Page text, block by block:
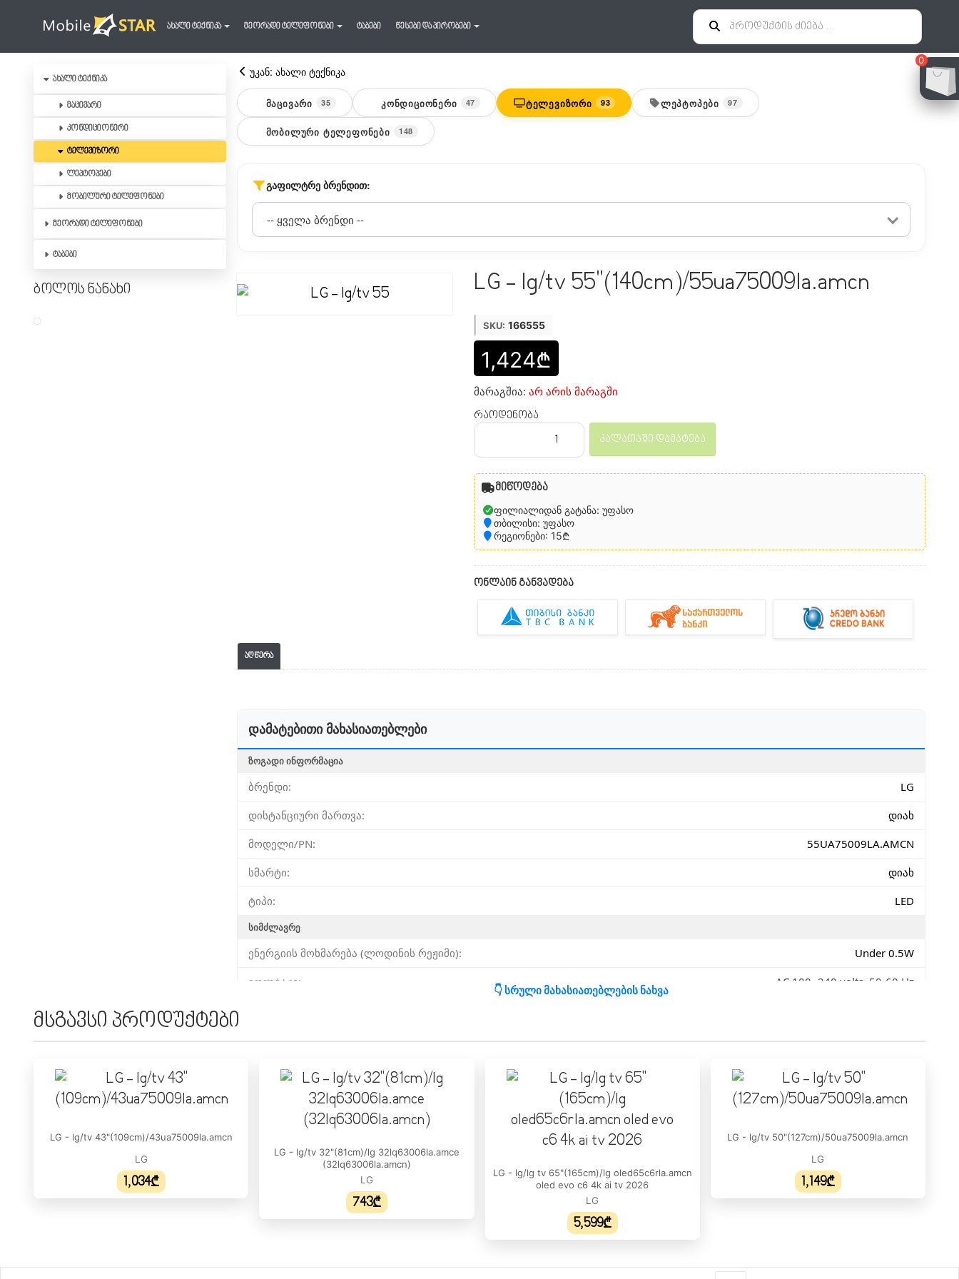
0
ახალი ტექნიკა მეორადი ტელეფონები ტაბები წესები და პირობები
ახალი ტექნიკა
მაცივარი
კონდიციონერი
ტელევიზორი
ლეპტოპები
მობილური ტელეფონები
მეორადი ტელეფონები
ტაბები
ბოლოს ნანახი
უკან: ახალი ტექნიკა
ᲛᲐᲪᲘᲕᲐᲠᲘ 35 ᲙᲝᲜᲓᲘᲪᲘᲝᲜᲔᲠᲘ 47 ᲢᲔᲚᲔᲕᲘᲖᲝᲠᲘ 93 ᲚᲔᲞᲢᲝᲞᲔᲑᲘ 97
ᲛᲝᲑᲘᲚᲣᲠᲘ ᲢᲔᲚᲔᲤᲝᲜᲔᲑᲘ 148
ᲒᲐᲤᲘᲚᲢᲠᲔ ᲑᲠᲔᲜᲓᲘᲗ:
LG - lg/tv 55"(140cm)/55ua75009la.amcn
SKU: 166555
1,424₾
მარაგშია: არ არის მარაგში
რაოდენობა
კალათაში დამატება
მიწოდება
ფილიალიდან გატანა: უფასო
თბილისი: უფასო
რეგიონები: 15₾
ონლაინ განვადება
აღწერა
დამატებითი მახასიათებლები
ᲖᲝᲒᲐᲓᲘ ᲘᲜᲤᲝᲠᲛᲐᲪᲘᲐ
ბრენდი:
LG
დისტანციური მართვა:
დიახ
მოდელი/PN:
55UA75009LA.AMCN
სმარტი:
დიახ
ტიპი:
LED
ᲡᲘᲛᲫᲚᲐᲕᲠᲔ
ენერგიის მოხმარება (ლოდინის რეჟიმი):
Under 0.5W
ვოლტაჟი:
AC 100~240 volts, 50-60 Hz
Direct LED
განახლების სიხშირე:
გარჩევადობა:
👇 სრული მახასიათებლების ნახვა
მსგავსი პროდუქტები
LG - lg/tv 43"(109cm)/43ua75009la.amcn
LG
1,034₾
LG - lg/tv 32"(81cm)/lg 32lq63006la.amce
(32lq63006la.amcn)
LG
743₾
LG - lg/lg tv 65"(165cm)/lg oled65c6rla.amcn
oled evo c6 4k ai tv 2026
LG
5,599₾
LG - lg/tv 50"(127cm)/50ua75009la.amcn
LG
1,149₾